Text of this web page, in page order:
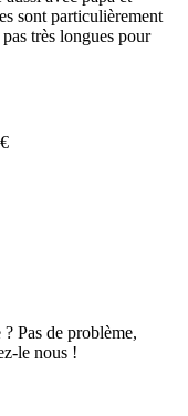
sont particulièrement
très longues pour
Pas de problème,
le nous !